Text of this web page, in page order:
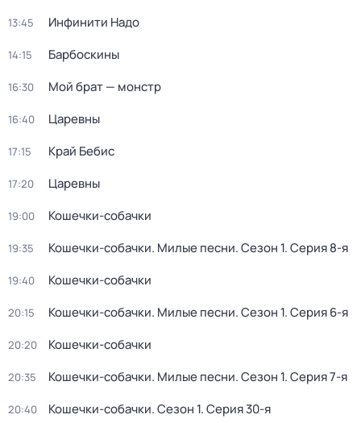
13:45 Инфинити Надо
14:15 Барбоскины
16:30 Мой брат — монстр
16:40 Царевны
17:15 Край Бебис
17:20 Царевны
19:00 Кошечки-собачки
19:35 Кошечки-собачки. Милые песни. Сезон 1. Серия 8-я
19:40 Кошечки-собачки
20:15 Кошечки-собачки. Милые песни. Сезон 1. Серия 6-я
20:20 Кошечки-собачки
20:35 Кошечки-собачки. Милые песни. Сезон 1. Серия 7-я
20:40 Кошечки-собачки. Сезон 1. Серия 30-я